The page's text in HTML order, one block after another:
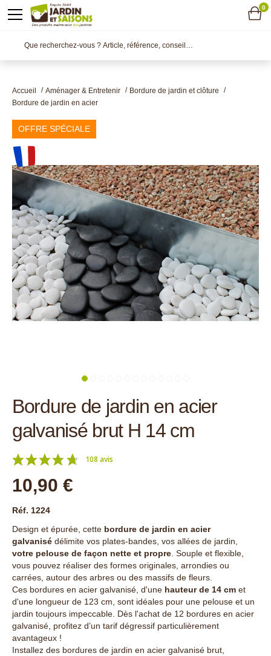
Accueil Aménager & Entretenir
Bordure de jardin et clôture
Bordure de jardin en acier
OFFRE SPÉCIALE
Bordure de jardin en acier
galvanisé brut H 14 cm
108 avis
10,90 €
Réf. 1224
Design et épurée, cette bordure de jardin en acier
galvanisé délimite vos plates-bandes, vos allées de jardin,
votre pelouse de façon nette et propre . Souple et flexible,
vous pouvez réaliser des formes originales, arrondies ou
carrées, autour des arbres ou des massifs de fleurs.
Ces bordures en acier galvanisé, d'une hauteur de 14 cm et
d'une longueur de 123 cm, sont idéales pour une pelouse et un
jardin toujours impeccable. Dès l'achat de 12 bordures en acier
galvanisé, profitez d’un tarif dégressif particulièrement
avantageux !
Installez des bordures de jardin en acier galvanisé brut,
0